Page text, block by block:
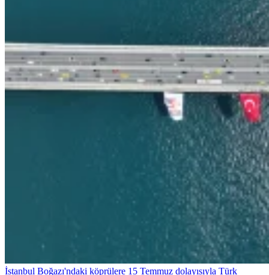
İstanbul Boğazı'ndaki köprülere 15 Temmuz dolayısıyla Türk